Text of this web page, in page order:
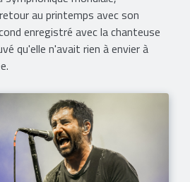
au printemps avec son
enregistré avec la chanteuse
qu'elle n'avait rien à envier à